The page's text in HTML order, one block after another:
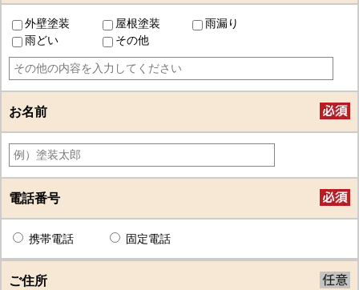
外壁塗装 屋根塗装
雨漏り
雨どい
その他
お名前
電話番号
携帯電話 固定電話
ご住所